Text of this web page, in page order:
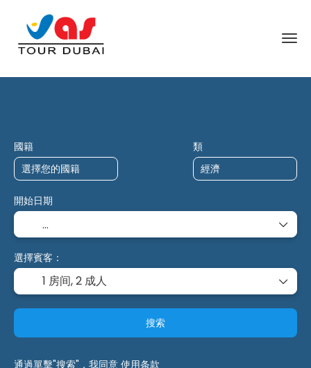
國籍 類
開始日期
選擇賓客：
1 房间,2 成人
搜索
通過單擊"搜索"，我同意 使用条款